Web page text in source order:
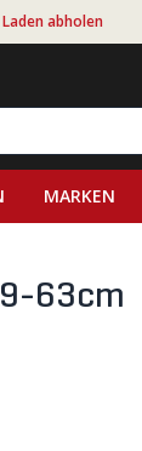
abholen
MARKEN
63cm